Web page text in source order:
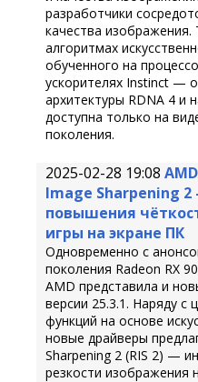
разработчики
качества изображения.
алгоритмах
обученного на
ускорителях Instinct —
архитектуры RDNA 4 и
доступна только на
поколения.
2025-02-28 19:08
Image Sharpening
повышения
игры на экране ПК
Одновременно с
поколения Radeon RX
AMD представила и
версии 25.3.1. Наряду с
функций на основе
новые драйверы
Sharpening 2 (RIS 2) —
резкости изображения